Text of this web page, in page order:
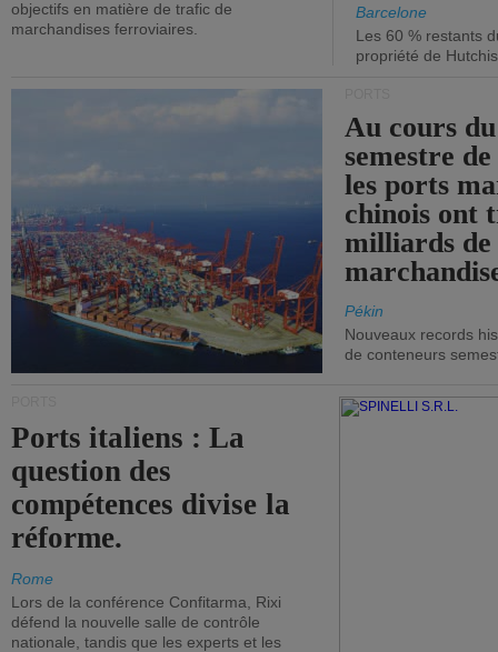
objectifs en matière de trafic de
marchandises ferroviaires.
Barcelone
Les 60 % restants
propriété de
Au cours
semestre
les ports
chinois ont
milliards de
Pékin
Nouveaux records
de conteneurs
Ports italiens : La
question des
compétences divise la
réforme.
Rome
Lors de la conférence Confitarma, Rixi
défend la nouvelle salle de contrôle
nationale, tandis que les experts et les